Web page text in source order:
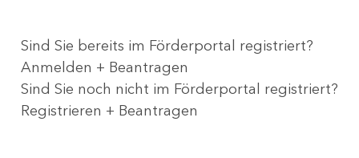
Sind Sie bereits im Förderportal registriert?
Anmelden + Beantragen
Sind Sie noch nicht im Förderportal registriert?
Registrieren + Beantragen